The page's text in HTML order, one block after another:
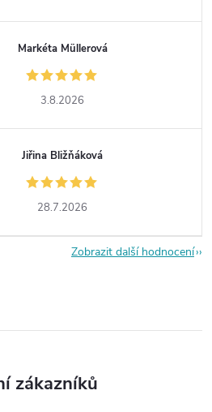
Markéta Müllerová
3.8.2026
Jiřina Bližňáková
28.7.2026
Zobrazit další hodnocení
zákazníků